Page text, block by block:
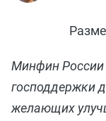
Минфин России
господдержки
желающих